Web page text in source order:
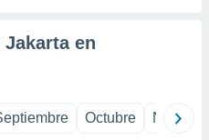
en
Octubre